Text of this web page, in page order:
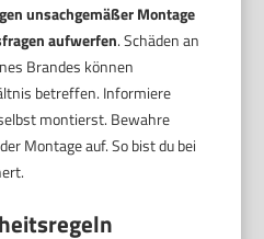
unsachgemäßer Montage
aufwerfen. Schäden an
Brandes können
betreffen. Informiere
montierst. Bewahre
Montage auf. So bist du bei